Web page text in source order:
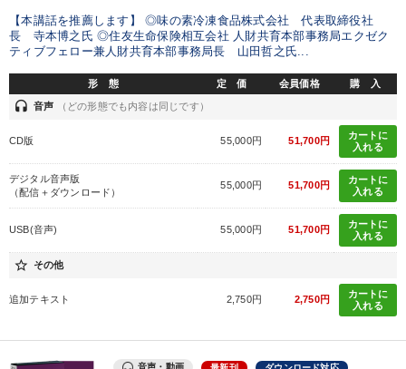
【本講話を推薦します】 ◎味の素冷凍食品株式会社 代表取締役社
長 寺本博之氏 ◎住友生命保険相互会社 人財共育本部事務局エクゼク
ティブフェロー兼人財共育本部事務局長 山田哲之氏...
形 態 定 価 会員価格 購 入
headset 音声 （どの形態でも内容は同じです）
CD版 55,000円 51,700円
カートに
入れる
デジタル音声版
（配信＋ダウンロード）
55,000円 51,700円
カートに
入れる
USB(音声) 55,000円 51,700円
カートに
入れる
star_border その他
追加テキスト 2,750円 2,750円
カートに
入れる
音声・動画